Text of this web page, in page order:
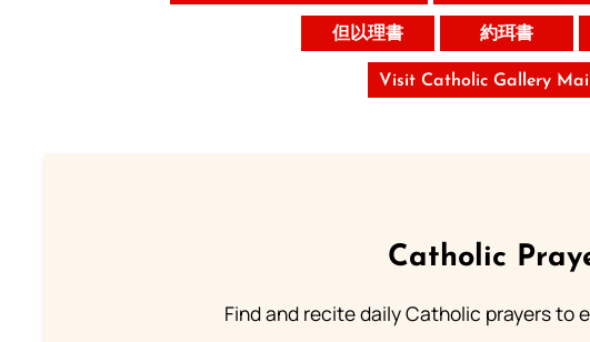
但以理書 約珥書
Visit Catholic Gallery
Catholic
Find and recite daily Catholic prayers to